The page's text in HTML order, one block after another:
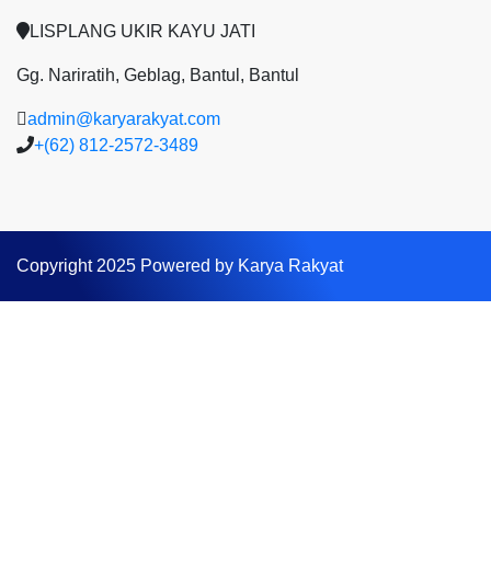
LISPLANG UKIR KAYU JATI
Gg. Nariratih, Geblag, Bantul, Bantul
admin@karyarakyat.com
+(62) 812-2572-3489
Copyright 2025 Powered by Karya Rakyat